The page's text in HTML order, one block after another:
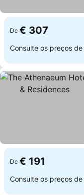
De € 307
Consulte os preços de
De € 191
Consulte os preços de